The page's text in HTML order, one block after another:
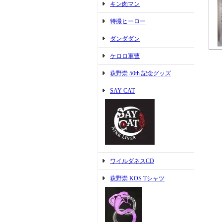
キン肉マン
特撮ヒーロー
ダンダダン
ケロロ軍曹
萩野崇 50th 記念グッズ
SAY CAT
ワイルダネスCD
萩野崇 KOS Tシャツ